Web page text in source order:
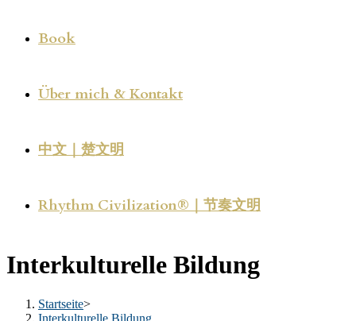
Book
Über mich & Kontakt
中文｜楚文明
Rhythm Civilization®｜节奏文明
Interkulturelle Bildung
Startseite>
Interkulturelle Bildung